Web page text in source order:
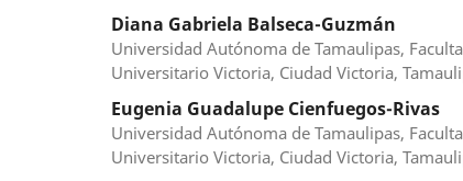
Diana Gabriela Balseca-Guzmán
Universidad Autónoma de Tamaulipas,
Universitario Victoria, Ciudad Victoria,
Eugenia Guadalupe Cienfuegos-Rivas
Universidad Autónoma de Tamaulipas,
Universitario Victoria, Ciudad Victoria,